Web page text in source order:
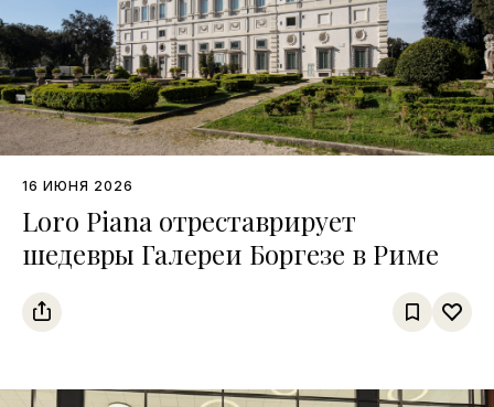
16 ИЮНЯ 2026
Loro Piana отреставрирует
шедевры Галереи Боргезе в Риме